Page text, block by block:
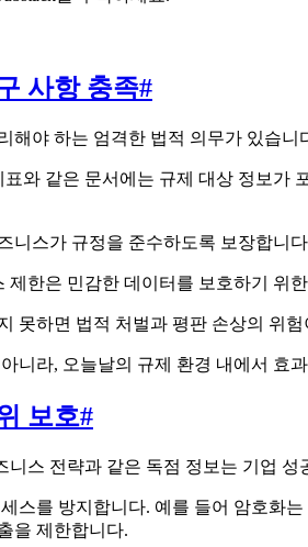
사항 충족#
해야 하는 엄격한 법적 의무가 있습니
와 같은 문서에는 규제 대상 정보가
니스가 규정을 준수하도록 보장합니
제한은 민감한 데이터를 보호하기 위
못하면 법적 처벌과 평판 손상의 위험
니라, 오늘날의 규제 환경 내에서 효
보호#
니스 전략과 같은 독점 정보는 기업
스를 방지합니다. 예를 들어 암호화
을 제한합니다.